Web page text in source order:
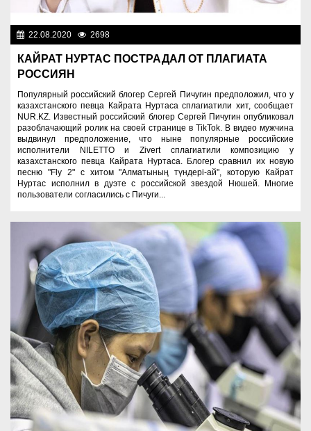
22.08.2020 2698
КАЙРАТ НУРТАС ПОСТРАДАЛ ОТ ПЛАГИАТА
РОССИЯН
Популярный российский блогер Сергей Пичугин предположил, что у
казахстанского певца Кайрата Нуртаса сплагиатили хит, сообщает
NUR.KZ. Известный российский блогер Сергей Пичугин опубликовал
разоблачающий ролик на своей странице в TikTok. В видео мужчина
выдвинул предположение, что ныне популярные российские
исполнители NILETTO и Zivert сплагиатили композицию у
казахстанского певца Кайрата Нуртаса. Блогер сравнил их новую
песню "Fly 2" с хитом "Алматының түндері-ай", которую Кайрат
Нуртас исполнил в дуэте с российской звездой Нюшей. Многие
пользователи согласились с Пичуги...